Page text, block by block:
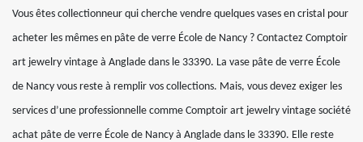
Vous êtes collectionneur qui cherche vendre quelques vases en cristal pour
acheter les mêmes en pâte de verre École de Nancy ? Contactez Comptoir
art jewelry vintage à Anglade dans le 33390. La vase pâte de verre École
de Nancy vous reste à remplir vos collections. Mais, vous devez exiger les
services d’une professionnelle comme Comptoir art jewelry vintage société
achat pâte de verre École de Nancy à Anglade dans le 33390. Elle reste